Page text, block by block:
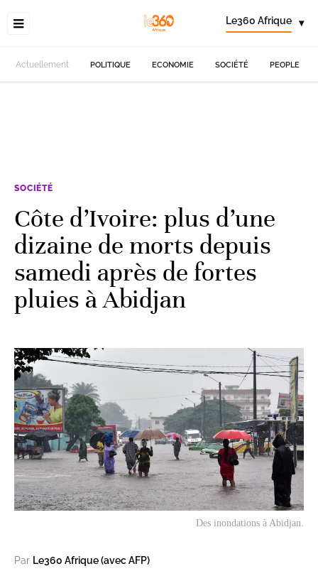
Le360 Afrique ▾
Actuellement POLITIQUE ECONOMIE SOCIÉTÉ PEOPLE
SOCIÉTÉ
Côte d’Ivoire: plus d’une
dizaine de morts depuis
samedi après de fortes
pluies à Abidjan
Des inondations à Abidjan.
Par Le360 Afrique (avec AFP)